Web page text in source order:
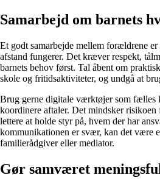
Samarbejd om barnets
Et godt samarbejde mellem forældrene
afstand fungerer. Det kræver respekt,
barnets behov først. Tal åbent om
skole og fritidsaktiviteter, og undgå at
Brug gerne digitale værktøjer som fælles
koordinere aftaler. Det mindsker risikoen
lettere at holde styr på, hvem der har
kommunikationen er svær, kan det være
familierådgiver eller mediator.
Gør samværet